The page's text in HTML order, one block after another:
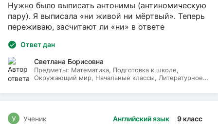
Нужно было выписать антонимы (антиномическую
пару). Я выписала «ни живой ни мёртвый». Теперь
переживаю, засчитают ли «ни» в ответе
Ответ дан
Светлана Борисовна
Предметы: Математика, Подготовка к школе,
Окружающий мир, Начальные классы, Литературное
Английский язык 9 класс
У Ученик